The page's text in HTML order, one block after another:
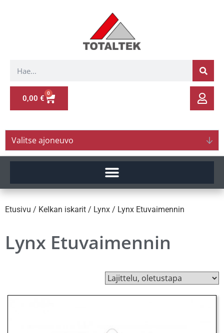
0,00 €
0
Valitse ajoneuvo
Etusivu / Kelkan iskarit / Lynx / Lynx Etuvaimennin
Lynx Etuvaimennin